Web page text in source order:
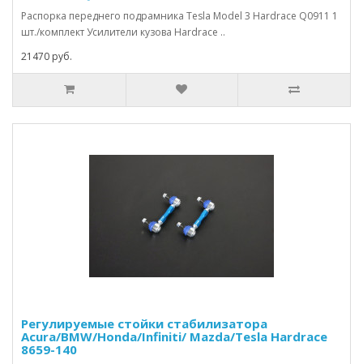
Распорка переднего подрамника Tesla Model 3 Hardrace Q0911 1
шт./комплект Усилители кузова Hardrace ..
21470 руб.
Регулируемые стойки стабилизатора
Acura/BMW/Honda/Infiniti/ Mazda/Tesla Hardrace
8659-140